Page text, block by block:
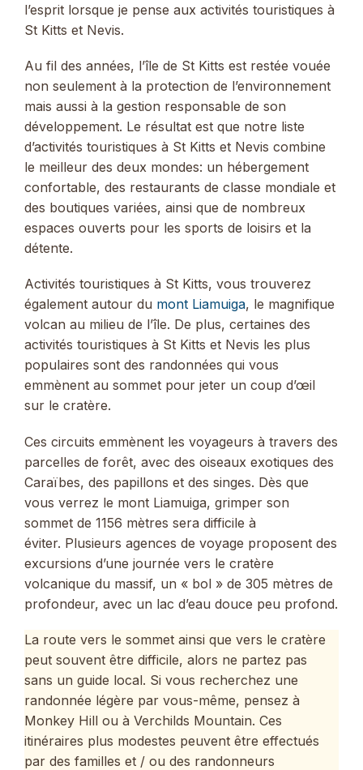
l’esprit lorsque je pense aux activités touristiques à
St Kitts et Nevis.
Au fil des années, l’île de St Kitts est restée vouée
non seulement à la protection de l’environnement
mais aussi à la gestion responsable de son
développement. Le résultat est que notre liste
d’activités touristiques à St Kitts et Nevis combine
le meilleur des deux mondes: un hébergement
confortable, des restaurants de classe mondiale et
des boutiques variées, ainsi que de nombreux
espaces ouverts pour les sports de loisirs et la
détente.
Activités touristiques à St Kitts, vous trouverez
également autour du mont Liamuiga, le magnifique
volcan au milieu de l’île. De plus, certaines des
activités touristiques à St Kitts et Nevis les plus
populaires sont des randonnées qui vous
emmènent au sommet pour jeter un coup d’œil
sur le cratère.
Ces circuits emmènent les voyageurs à travers des
parcelles de forêt, avec des oiseaux exotiques des
Caraïbes, des papillons et des singes. Dès que
vous verrez le mont Liamuiga, grimper son
sommet de 1156 mètres sera difficile à
éviter. Plusieurs agences de voyage proposent des
excursions d’une journée vers le cratère
volcanique du massif, un « bol » de 305 mètres de
profondeur, avec un lac d’eau douce peu profond.
La route vers le sommet ainsi que vers le cratère
peut souvent être difficile, alors ne partez pas
sans un guide local. Si vous recherchez une
randonnée légère par vous-même, pensez à
Monkey Hill ou à Verchilds Mountain. Ces
itinéraires plus modestes peuvent être effectués
par des familles et / ou des randonneurs